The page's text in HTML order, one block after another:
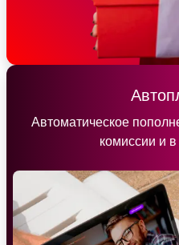
Автоматическое
комиссии и